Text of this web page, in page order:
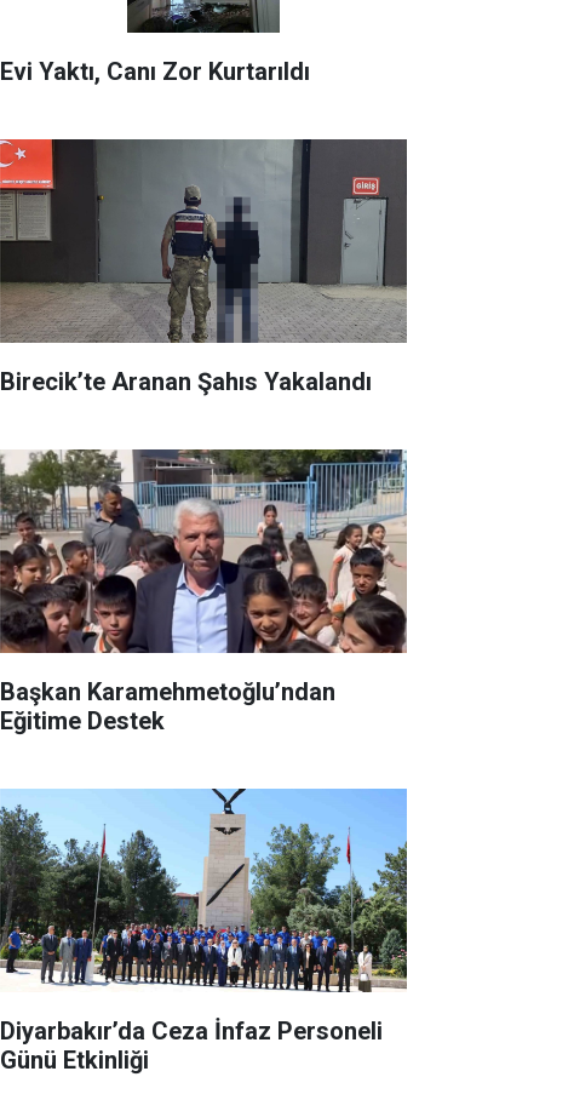
Evi Yaktı, Canı Zor Kurtarıldı
Birecik’te Aranan Şahıs Yakalandı
Başkan Karamehmetoğlu’ndan
Eğitime Destek
Diyarbakır’da Ceza İnfaz Personeli
Günü Etkinliği